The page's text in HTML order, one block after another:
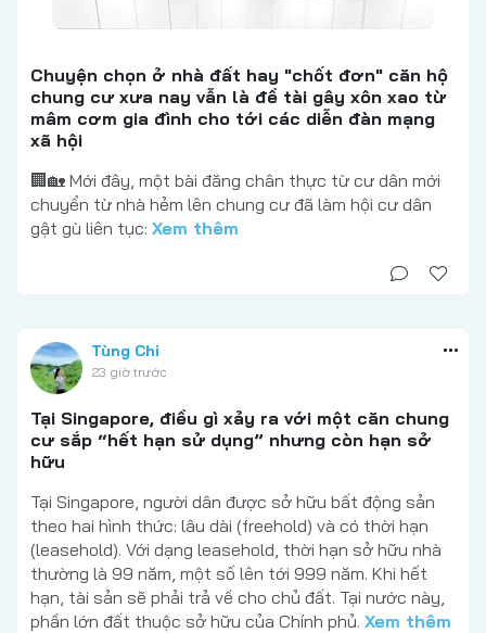
Chuyện chọn ở nhà đất hay "chốt đơn" căn hộ
chung cư xưa nay vẫn là đề tài gây xôn xao từ
mâm cơm gia đình cho tới các diễn đàn mạng
xã hội
🏢🏡 Mới đây, một bài đăng chân thực từ cư dân mới
chuyển từ nhà hẻm lên chung cư đã làm hội cư dân
gật gù liên tục: Xem thêm
Tùng Chi
23 giờ trước
Tại Singapore, điều gì xảy ra với một căn chung
cư sắp “hết hạn sử dụng” nhưng còn hạn sở
hữu
Tại Singapore, người dân được sở hữu bất động sản
theo hai hình thức: lâu dài (freehold) và có thời hạn
(leasehold). Với dạng leasehold, thời hạn sở hữu nhà
thường là 99 năm, một số lên tới 999 năm. Khi hết
hạn, tài sản sẽ phải trả về cho chủ đất. Tại nước này,
phần lớn đất thuộc sở hữu của Chính phủ. Xem thêm